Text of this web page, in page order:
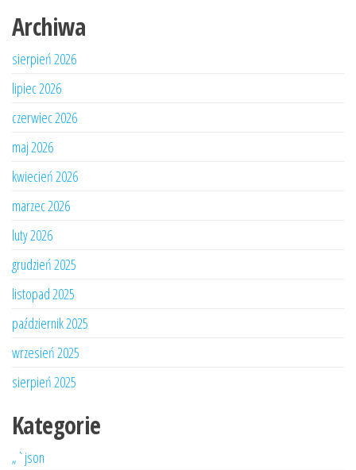
Archiwa
sierpień 2026
lipiec 2026
czerwiec 2026
maj 2026
kwiecień 2026
marzec 2026
luty 2026
grudzień 2025
listopad 2025
październik 2025
wrzesień 2025
sierpień 2025
Kategorie
„`json